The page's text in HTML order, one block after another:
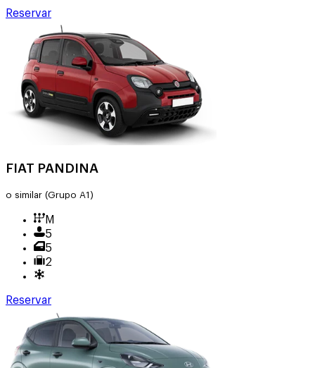
Reservar
FIAT PANDINA
o similar (Grupo A1)
M
5
5
2
Reservar